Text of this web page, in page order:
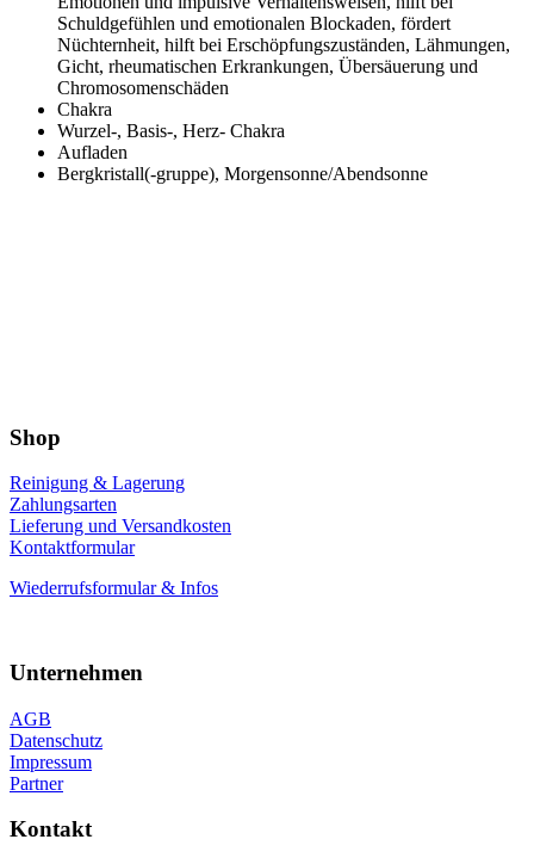
Schuldgefühlen und emotionalen Blockaden, fördert
Nüchternheit, hilft bei Erschöpfungszuständen, Lähmungen,
Gicht, rheumatischen Erkrankungen, Übersäuerung und
Chromosomenschäden
Chakra
Wurzel-, Basis-, Herz- Chakra
Aufladen
Bergkristall(-gruppe), Morgensonne/Abendsonne
Shop
Reinigung & Lagerung
Zahlungsarten
Lieferung und Versandkosten
Kontaktformular
Wiederrufsformular & Infos
Unternehmen
AGB
Datenschutz
Impressum
Partner
Kontakt